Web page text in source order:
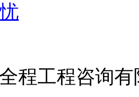
程工程咨询